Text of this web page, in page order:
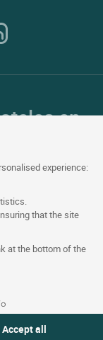
experience:
that the site
at the bottom of the
Accept all
en
realizado por